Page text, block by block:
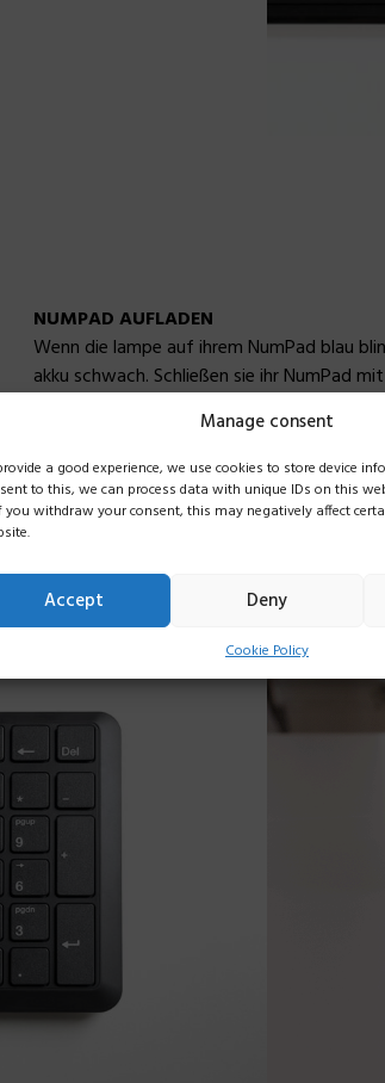
Manage consent
a good experience, we use cookies to store device
to this, we can process data with unique IDs on this
you withdraw your consent, this may negatively affect
Accept Deny
Cookie Policy
NUMPAD AUFLADEN
Wenn die lampe auf ihrem NumPad blau
akku schwach. Schließen sie ihr NumPad
mitgelieferten USB-kabel an ihren computer
NumPad angeschlossen und am laden ist,
lampe grün. Wenn ihr NumPad vollständig
erlischt das licht, und sie können das
verwenden.